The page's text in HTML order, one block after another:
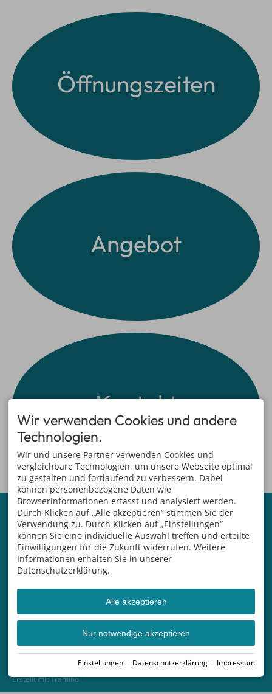
Öffnungszeiten
Angebot
Kontakt
KONTAKT
Sportzentrum Grindelwald AG
Dorfstrasse 110
3818 Grindelwald
SCHWEIZ
Tel. +41 33 854 12 30
sport@grindelwald.swiss
SPORTZENTRUM
GRINDELWALD
Treffpunkt für Liebhaber von
Sport, Wellness,
Freizeitaktivitäten und
Veranstaltungen
#sportzentrumgrindelwald
#inLOVEwithSWITZERLAND
Öffnungszeiten
Angebote
Preise
Kontakt
Barrierefreiheit
Cookie-Einstellungen
Erstellt mitTramino
Wir verwenden Cookies und andere
Technologien.
Wir und unsere Partner verwenden Cookies und
vergleichbare Technologien, um unsere Webseite optimal
zu gestalten und fortlaufend zu verbessern. Dabei
können personenbezogene Daten wie
Browserinformationen erfasst und analysiert werden.
Durch Klicken auf „Alle akzeptieren“ stimmen Sie der
Verwendung zu. Durch Klicken auf „Einstellungen“
können Sie eine individuelle Auswahl treffen und erteilte
Einwilligungen für die Zukunft widerrufen. Weitere
Informationen erhalten Sie in unserer
Datenschutzerklärung.
Alle akzeptieren
Nur notwendige akzeptieren
Einstellungen · Datenschutzerklärung · Impressum